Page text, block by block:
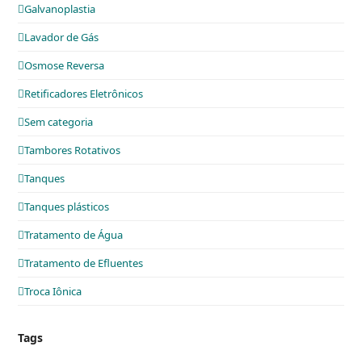
Galvanoplastia
Lavador de Gás
Osmose Reversa
Retificadores Eletrônicos
Sem categoria
Tambores Rotativos
Tanques
Tanques plásticos
Tratamento de Água
Tratamento de Efluentes
Troca Iônica
Tags